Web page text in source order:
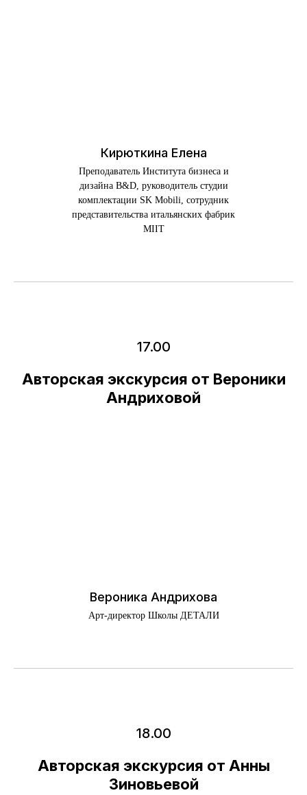
Кирюткина Елена
Преподаватель Института бизнеса и
дизайна B&D, руководитель студии
комплектации SK Mobili, сотрудник
представительства итальянских фабрик
MIIT
17.00
Авторская экскурсия от Вероники
Андриховой
Вероника Андрихова
Арт-директор Школы ДЕТАЛИ
18.00
Авторская экскурсия от Анны
Зиновьевой